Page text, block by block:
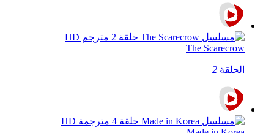
The Scarecrow
الحلقة 2